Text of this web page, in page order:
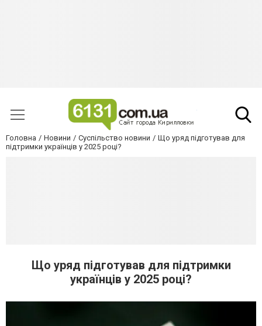
Головна Новини Суспільство новини
Що уряд підготував для
підтримки українців у 2025 році?
Що уряд підготував для підтримки
українців у 2025 році?